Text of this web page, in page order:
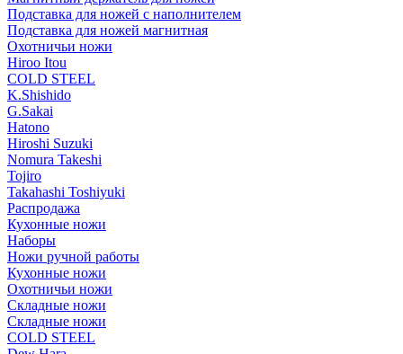
Подставка для ножей с наполнителем
Подставка для ножей магнитная
Охотничьи ножи
Hiroo Itou
COLD STEEL
K.Shishido
G.Sakai
Hatono
Hiroshi Suzuki
Nomura Takeshi
Tojiro
Takahashi Toshiyuki
Распродажа
Кухонные ножи
Наборы
Ножи ручной работы
Кухонные ножи
Охотничьи ножи
Складные ножи
Складные ножи
COLD STEEL